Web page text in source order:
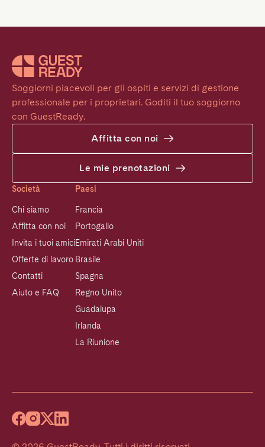
Soggiorni piacevoli per gli ospiti e servizi di gestione
professionale per i proprietari. Goditi il tuo soggiorno
con GuestReady.
Affitta con noi
Le mie prenotazioni
Società
Chi siamo
Affitta con noi
Invita i tuoi amici
Offerte di lavoro
Contatti
Aiuto e FAQ
Paesi
Francia
Portogallo
Emirati Arabi Uniti
Brasile
Spagna
Regno Unito
Guadalupa
Irlanda
La Riunione